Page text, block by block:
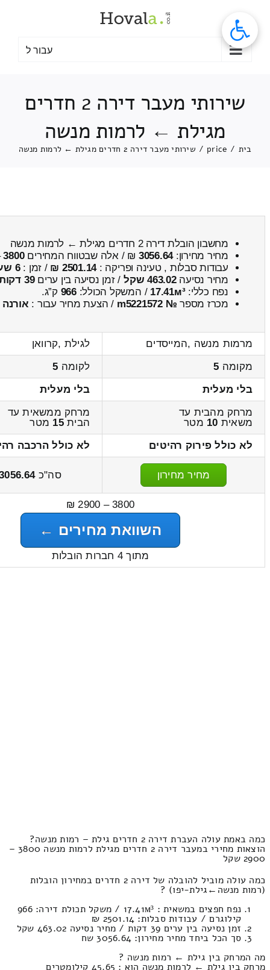
עבור ל
שירותי מעבר דירה 2 חדרים
מגילת ← לרמות מנשה
בית /
price
/ שירותי מעבר דירה 2 חדרים מגילת ← לרמות מנשה
מחשבון הובלת דירה 2 חדרים מגילת ← לרמות מנשה
מחיר מחירון:3056.64 ₪ / אלה שבטווח המחירים3800
עבודות סבלות , טעינה ופריקה :2501.14 ₪ / זמן :6 שעות 34 דקות
מחיר נסיעה463.02 שקל / זמן נסיעה בין ערים39 דקות
נפח כללי:17.41м³ / המשקל הכולל:966 ק”ג.
מכרז מספר № m5221572 / הצעת מחיר עבור : אורנה
מרמות מנשה ,המייסדים
לגילת ,קרוואן
מקומה 5 לקומה 5
בלי מעלית
בלי מעלית
מרחק מהבית עד
משאית 10 מטר
מרחק ממשאית עד
הבית15 מטר
לא כולל פירוק רהיטים
לא כולל הרכבה
מחיר מחירון סה"כ
3800 – 2900 ₪
השוואת מחירים ←
מתוך 4 חברות הובלות
כמה באמת עולה העברת דירה 2 חדרים גילת – רמות מנשה?
הוצאות מחירי במעבר דירה 2 חדרים מגילת לרמות מנשה 3800 –
2900 שקל
כמה עולה מוביל להובלה של דירה 2 חדרים במחירון הובלות
(רמות מנשה‎←‏גילת-יפו) ?
נפח חפצים במשאית : 17.41м³ / משקל תכולת דירה: 966
קילוגרם / עבודות סבלות: 2501.14 ₪
זמן נסיעה בין ערים 39 דקות / מחיר נסיעה 463.02 שקל
סך הכל ביחד מחיר מחירון: 3056.64 שח
מה המרחק בין גילת ← רמות מנשה ?
מרחק בין גילת ← לרמות מנשה הוא : 45.65 קילומטרים